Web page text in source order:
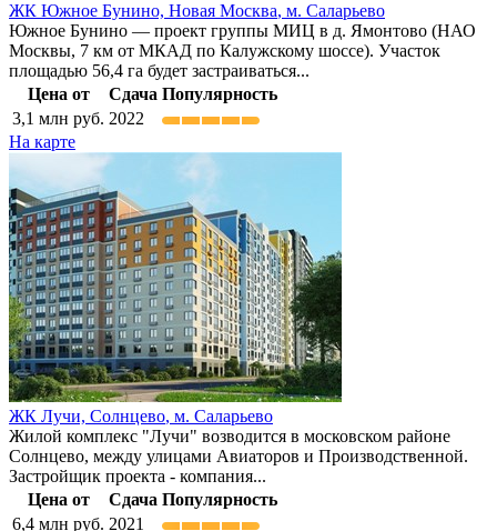
ЖК Южное Бунино, Новая Москва, м. Саларьево
Южное Бунино — проект группы МИЦ в д. Ямонтово (НАО
Москвы, 7 км от МКАД по Калужскому шоссе). Участок
площадью 56,4 га будет застраиваться...
Цена от
Сдача Популярность
3,1 млн руб. 2022
На карте
ЖК Лучи, Солнцево, м. Саларьево
Жилой комплекс "Лучи" возводится в московском районе
Солнцево, между улицами Авиаторов и Производственной.
Застройщик проекта - компания...
Цена от
Сдача Популярность
6,4 млн руб. 2021